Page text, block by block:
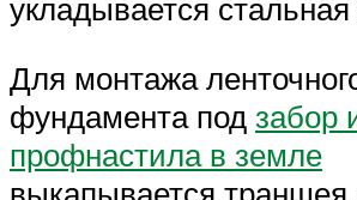
укладывается
Для монтажа
фундамента под забор
профнастила в земле